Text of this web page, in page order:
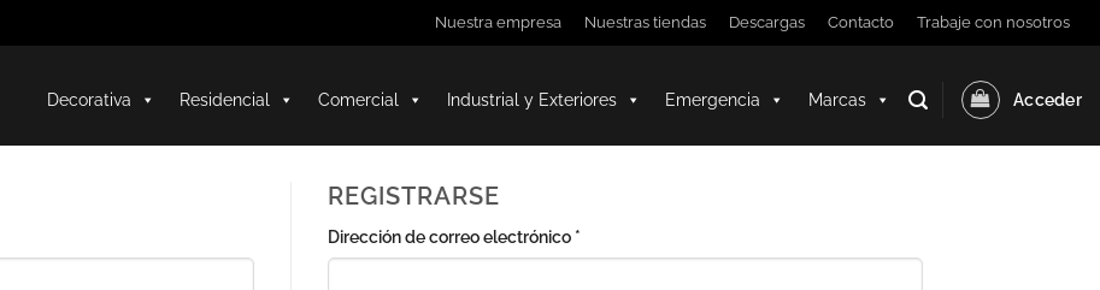
Nuestra empresa Nuestras tiendas Descargas Contacto Trabaje con nosotros
Decorativa Residencial Comercial Industrial y Exteriores Emergencia Marcas Acceder
REGISTRARSE
Dirección de correo electrónico *